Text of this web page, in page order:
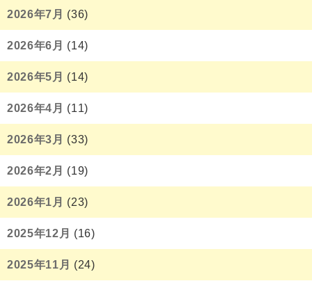
2026年7月 (36)
2026年6月 (14)
2026年5月 (14)
2026年4月 (11)
2026年3月 (33)
2026年2月 (19)
2026年1月 (23)
2025年12月 (16)
2025年11月 (24)